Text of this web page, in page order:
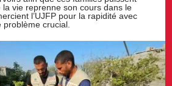
vie reprenne son cours dans le
l’UJFP pour la rapidité avec
crucial.